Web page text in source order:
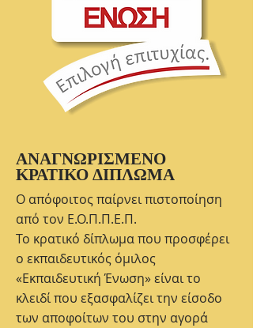
ΑΝΑΓΝΩΡΙΣΜΕΝΟ
ΚΡΑΤΙΚΟ ΔΙΠΛΩΜΑ
Ο απόφοιτος παίρνει πιστοποίηση
από τον Ε.Ο.Π.Π.Ε.Π.
Το κρατικό δίπλωμα που προσφέρει
ο εκπαιδευτικός όμιλος
«Εκπαιδευτική Ένωση» είναι το
κλειδί που εξασφαλίζει την είσοδο
των αποφοίτων του στην αγορά